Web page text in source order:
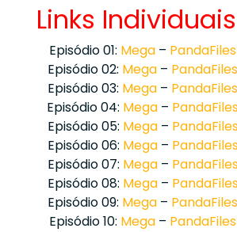
Links Individuais
Episódio 01: Mega – PandaFiles
Episódio 02: Mega – PandaFiles
Episódio 03: Mega – PandaFiles
Episódio 04: Mega –
Episódio 05: Mega–
Episódio 06: Mega–
Episódio 07: Mega–
Episódio 08: Mega–
Episódio 09: Mega – PandaFiles
Episódio 10: Mega – PandaFiles